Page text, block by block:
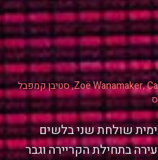
פיטר קפלדי, קוש ג'ומבו, Zoë Wanamaker, Cathy Tyson, סטיבן קמפבל
שולחת שני בלשים
בתחילת הקריירה וגבר